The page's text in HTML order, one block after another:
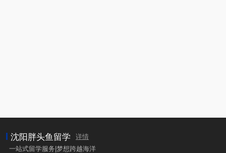
沈阳胖头鱼留学
详情
一站式留学服务|梦想跨越海洋